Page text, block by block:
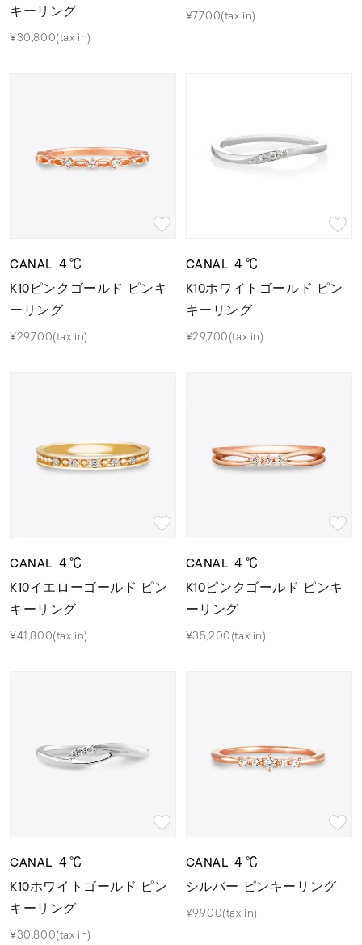
キーリング
¥30,800(tax in)
¥7,700(tax in)
CANAL ４℃
K10ピンクゴールド ピンキ
ーリング
¥29,700(tax in)
CANAL ４℃
K10ホワイトゴールド ピン
キーリング
¥29,700(tax in)
CANAL ４℃
K10イエローゴールド ピン
キーリング
¥41,800(tax in)
CANAL ４℃
K10ピンクゴールド ピンキ
ーリング
¥35,200(tax in)
CANAL ４℃
K10ホワイトゴールド ピン
キーリング
¥30,800(tax in)
CANAL ４℃
シルバー ピンキーリング
¥9,900(tax in)